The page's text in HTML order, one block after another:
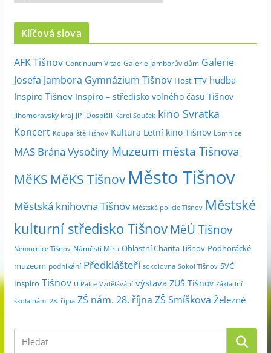
r
c
v
d
l
e
m
s
í
e
Klíčová slova
AFK Tišnov Continuum Vitae Galerie Jamborův dům Galerie
Josefa Jambora Gymnázium Tišnov Host TTV hudba
Inspiro Tišnov Inspiro – středisko volného času Tišnov
Jihomoravský kraj Jiří Dospíšil Karel Souček kino Svratka
Koncert Koupaliště Tišnov Kultura Letní kino Tišnov Lomnice
MAS Brána Vysočiny Muzeum města Tišnova
MěKS MěKS Tišnov Město Tišnov
Městská knihovna Tišnov Městská policie Tišnov Městské
kulturní středisko Tišnov MěÚ Tišnov
Nemocnice Tišnov Náměstí Míru Oblastní Charita Tišnov Podhorácké
muzeum podnikání Předklášteří sokolovna Sokol Tišnov SVČ
Inspiro Tišnov U Palce Vzdělávání výstava ZUŠ Tišnov Základní
škola nám. 28. října ZŠ nám. 28. října ZŠ Smíškova Železné